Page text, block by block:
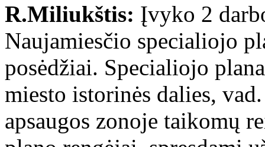
R.Miliukštis: Įvyko 2
Naujamiesčio specialiojo
posėdžiai. Specialiojo
miesto istorinės dalies,
apsaugos zonoje taikomų